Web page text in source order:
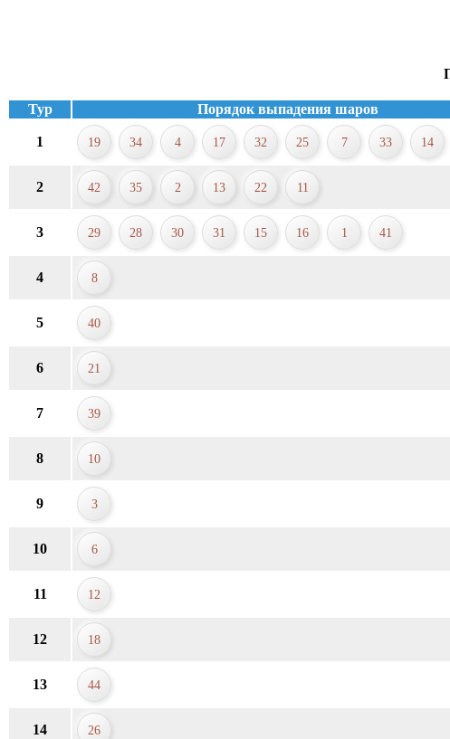
Тур Порядок выпадения шаров
1 19 34 4 17 32 25 7 33 14
2 42 35 2 13 22 11
3 29 28 30 31 15 16 1 41
4 8
5 40
6 21
7 39
8 10
9 3
10 6
11 12
12 18
13 44
14 26